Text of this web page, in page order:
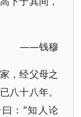
——钱穆
，经父母之
八十八年。
：“知人论